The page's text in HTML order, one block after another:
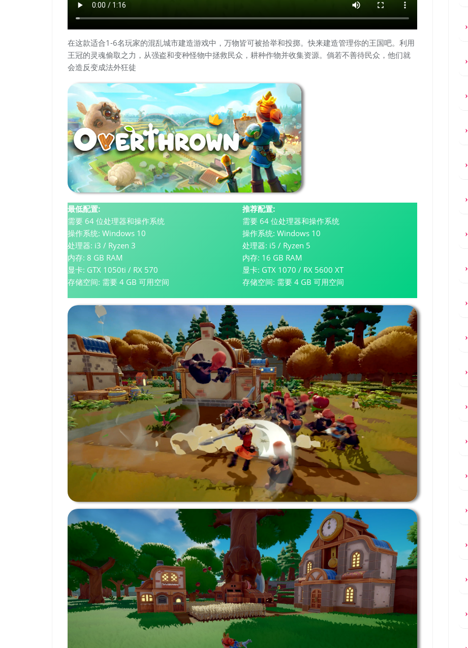
在这款适合1-6名玩家的混乱城市建造游戏中，万物皆可被拾举和投掷。快来建造管理你的王国吧。利用
王冠的灵魂偷取之力，从强盗和变种怪物中拯救民众，耕种作物并收集资源。倘若不善待民众，他们就
会造反变成法外狂徒
最低配置:
需要 64 位处理器和操作系统
操作系统: Windows 10
处理器: i3 / Ryzen 3
内存: 8 GB RAM
显卡: GTX 1050ti / RX 570
存储空间: 需要 4 GB 可用空间
推荐配置:
需要 64 位处理器和操作系统
操作系统: Windows 10
处理器: i5 / Ryzen 5
内存: 16 GB RAM
显卡: GTX 1070 / RX 5600 XT
存储空间: 需要 4 GB 可用空间